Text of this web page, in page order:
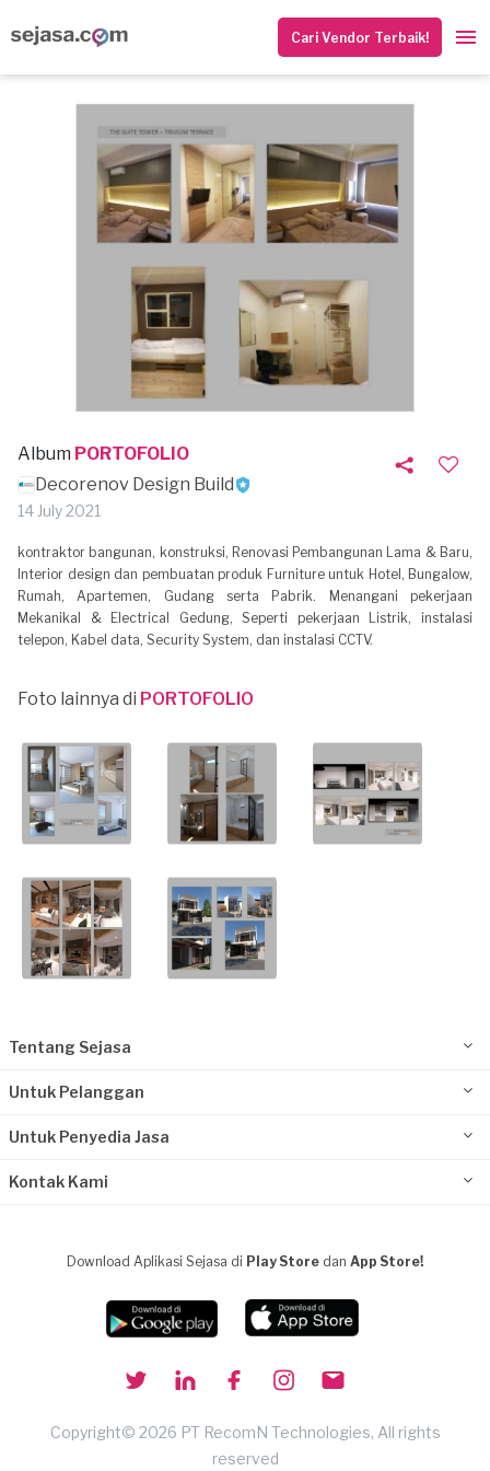
Cari Vendor Terbaik!
Album PORTOFOLIO
Decorenov Design Build
14 July 2021
kontraktor bangunan, konstruksi, Renovasi Pembangunan Lama & Baru,
Interior design dan pembuatan produk Furniture untuk Hotel, Bungalow,
Rumah, Apartemen, Gudang serta Pabrik. Menangani pekerjaan
Mekanikal & Electrical Gedung, Seperti pekerjaan Listrik, instalasi
telepon, Kabel data, Security System, dan instalasi CCTV.
Foto lainnya di PORTOFOLIO
Tentang Sejasa
Untuk Pelanggan
Untuk Penyedia Jasa
Kontak Kami
Download Aplikasi Sejasa di Play Store dan App Store!
Copyright© 2026 PT RecomN Technologies, All rights
reserved